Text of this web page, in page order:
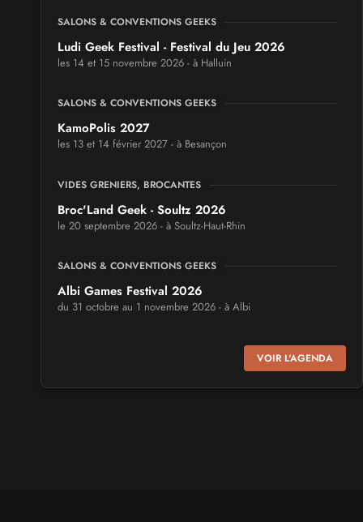
SALONS & CONVENTIONS GEEKS
Ludi Geek Festival - Festival du Jeu 2026
les 14 et 15 novembre 2026 - à Halluin
SALONS & CONVENTIONS GEEKS
KamoPolis 2027
les 13 et 14 février 2027 - à Besançon
VIDES GRENIERS, BROCANTES
Broc'Land Geek - Soultz 2026
le 20 septembre 2026 - à Soultz-Haut-Rhin
SALONS & CONVENTIONS GEEKS
Albi Games Festival 2026
du 31 octobre au 1 novembre 2026 - à Albi
Virtual Calais - salon du jeu vidéo et des loisirs
numériques 2026
VOIR L'AGENDA